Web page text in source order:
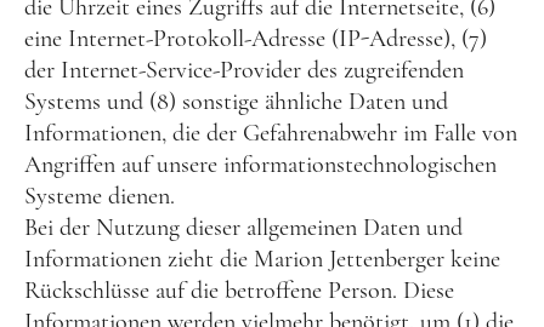
die Uhrzeit eines Zugriffs auf die Internetseite, (6)
eine Internet-Protokoll-Adresse (IP-Adresse), (7)
der Internet-Service-Provider des zugreifenden
Systems und (8) sonstige ähnliche Daten und
Informationen, die der Gefahrenabwehr im Falle von
Angriffen auf unsere informationstechnologischen
Systeme dienen.
Bei der Nutzung dieser allgemeinen Daten und
Informationen zieht die Marion Jettenberger keine
Rückschlüsse auf die betroffene Person. Diese